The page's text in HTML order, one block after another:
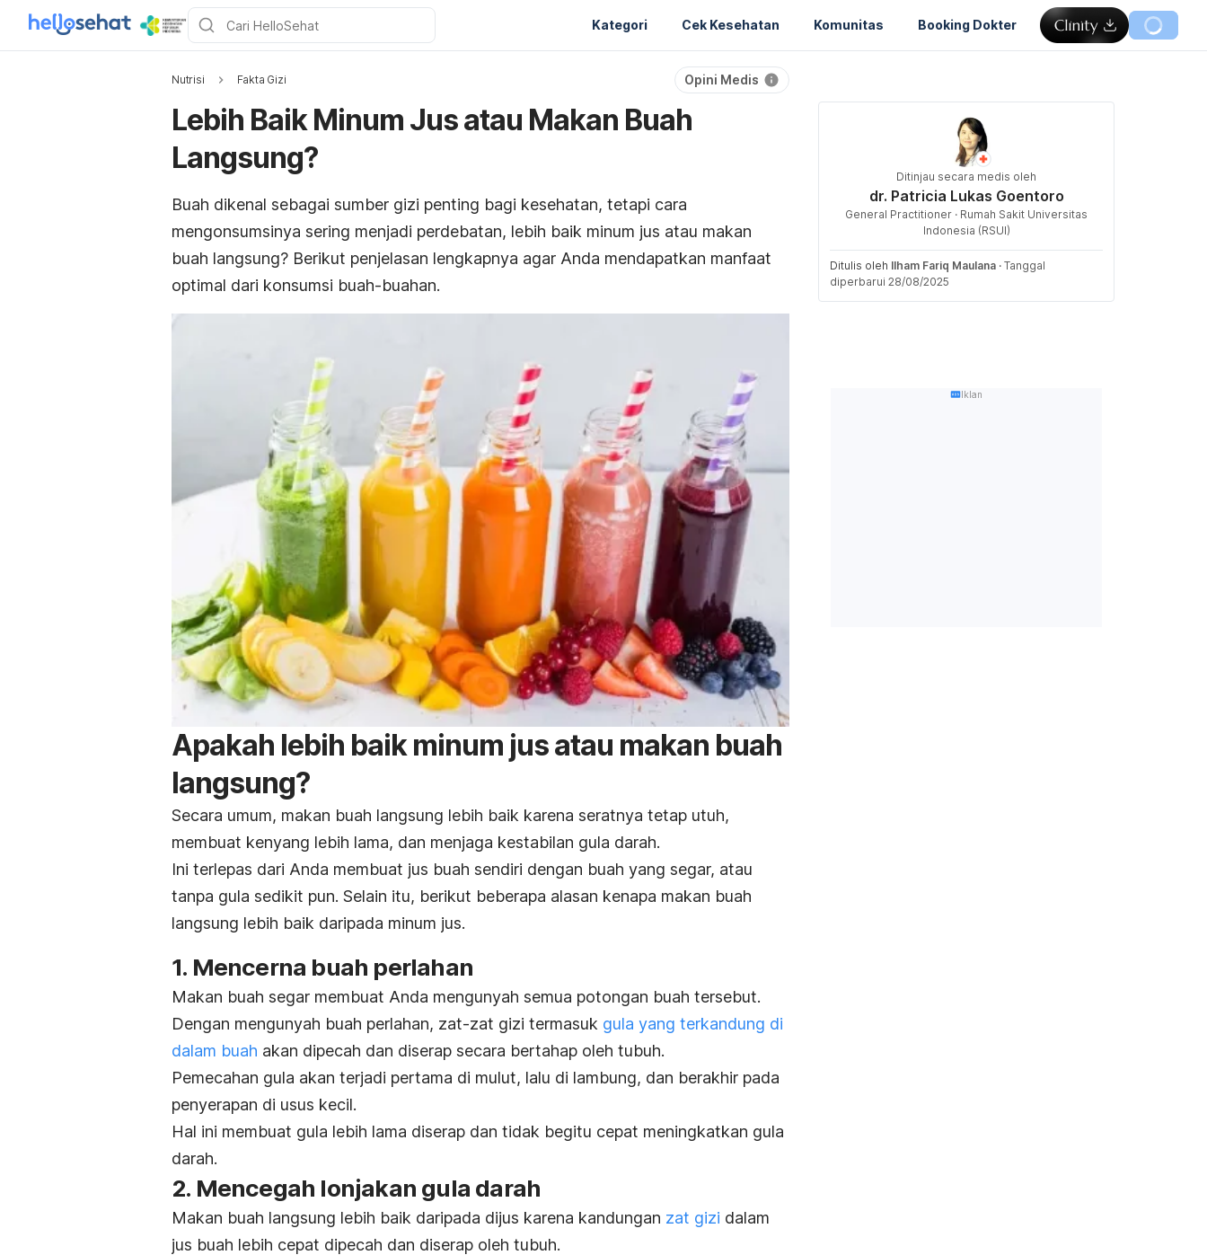
Kategori Cek Kesehatan Komunitas Booking Dokter
Nutrisi Fakta Gizi Opini Medis
Lebih Baik Minum Jus atau Makan Buah
Langsung?
Buah dikenal sebagai sumber gizi penting bagi kesehatan, tetapi cara
mengonsumsinya sering menjadi perdebatan, lebih baik minum jus atau makan
buah langsung? Berikut penjelasan lengkapnya agar Anda mendapatkan manfaat
optimal dari konsumsi buah-buahan.
Apakah lebih baik minum jus atau makan buah
langsung?
Secara umum, makan buah langsung lebih baik karena seratnya tetap utuh,
membuat kenyang lebih lama, dan menjaga kestabilan gula darah.
Ini terlepas dari Anda membuat jus buah sendiri dengan buah yang segar, atau
tanpa gula sedikit pun. Selain itu, berikut beberapa alasan kenapa makan buah
langsung lebih baik daripada minum jus.
1. Mencerna buah perlahan
Makan buah segar membuat Anda mengunyah semua potongan buah tersebut.
Dengan mengunyah buah perlahan, zat-zat gizi termasuk gula yang terkandung di
dalam buah akan dipecah dan diserap secara bertahap oleh tubuh.
Pemecahan gula akan terjadi pertama di mulut, lalu di lambung, dan berakhir pada
penyerapan di usus kecil.
Hal ini membuat gula lebih lama diserap dan tidak begitu cepat meningkatkan gula
darah.
2. Mencegah lonjakan gula darah
Makan buah langsung lebih baik daripada dijus karena kandungan zat gizi dalam
jus buah lebih cepat dipecah dan diserap oleh tubuh.
Ditinjau secara medis oleh
dr. Patricia Lukas Goentoro
General Practitioner · Rumah Sakit Universitas
Indonesia (RSUI)
Ditulis oleh Ilham Fariq Maulana · Tanggal
diperbarui 28/08/2025
Iklan